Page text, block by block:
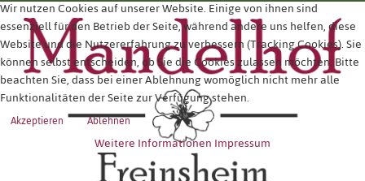
Wir nutzen Cookies auf unserer Website. Einige von ihnen sind
essenziell für den Betrieb der Seite, während andere uns helfen, diese
Website und die Nutzererfahrung zu verbessern (Tracking Cookies). Sie
können selbst entscheiden, ob Sie die Cookies zulassen möchten. Bitte
beachten Sie, dass bei einer Ablehnung womöglich nicht mehr alle
Funktionalitäten der Seite zur Verfügung stehen.
Akzeptieren Ablehnen
Weitere InformationenImpressum